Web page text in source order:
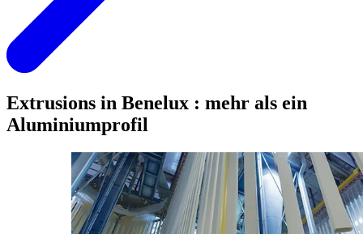
Extrusions in Benelux : mehr als ein
Aluminiumprofil